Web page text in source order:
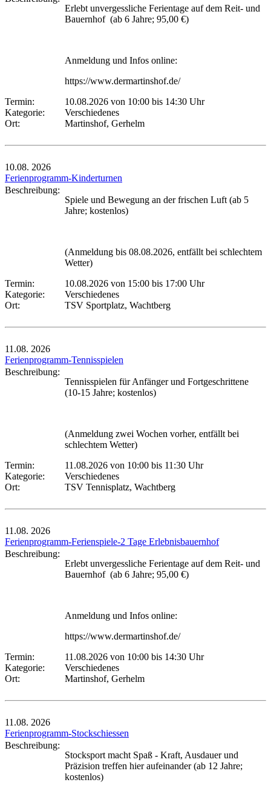
Erlebt unvergessliche Ferientage auf dem Reit- und
Bauernhof (ab 6 Jahre; 95,00 €)
Anmeldung und Infos online:
https://www.dermartinshof.de/
Termin:
10.08.2026 von 10:00 bis 14:30 Uhr
Kategorie:
Verschiedenes
Ort:
Martinshof, Gerhelm
10.08. 2026
Ferienprogramm-Kinderturnen
Beschreibung:
Spiele und Bewegung an der frischen Luft (ab 5
Jahre; kostenlos)
(Anmeldung bis 08.08.2026, entfällt bei schlechtem
Wetter)
Termin:
10.08.2026 von 15:00 bis 17:00 Uhr
Kategorie:
Verschiedenes
Ort:
TSV Sportplatz, Wachtberg
11.08. 2026
Ferienprogramm-Tennisspielen
Beschreibung:
Tennisspielen für Anfänger und Fortgeschrittene
(10-15 Jahre; kostenlos)
(Anmeldung zwei Wochen vorher, entfällt bei
schlechtem Wetter)
Termin:
11.08.2026 von 10:00 bis 11:30 Uhr
Kategorie:
Verschiedenes
Ort:
TSV Tennisplatz, Wachtberg
11.08. 2026
Ferienprogramm-Ferienspiele-2 Tage Erlebnisbauernhof
Beschreibung:
Erlebt unvergessliche Ferientage auf dem Reit- und
Bauernhof (ab 6 Jahre; 95,00 €)
Anmeldung und Infos online:
https://www.dermartinshof.de/
Termin:
11.08.2026 von 10:00 bis 14:30 Uhr
Kategorie:
Verschiedenes
Ort:
Martinshof, Gerhelm
11.08. 2026
Ferienprogramm-Stockschiessen
Beschreibung:
Stocksport macht Spaß - Kraft, Ausdauer und
Präzision treffen hier aufeinander (ab 12 Jahre;
kostenlos)